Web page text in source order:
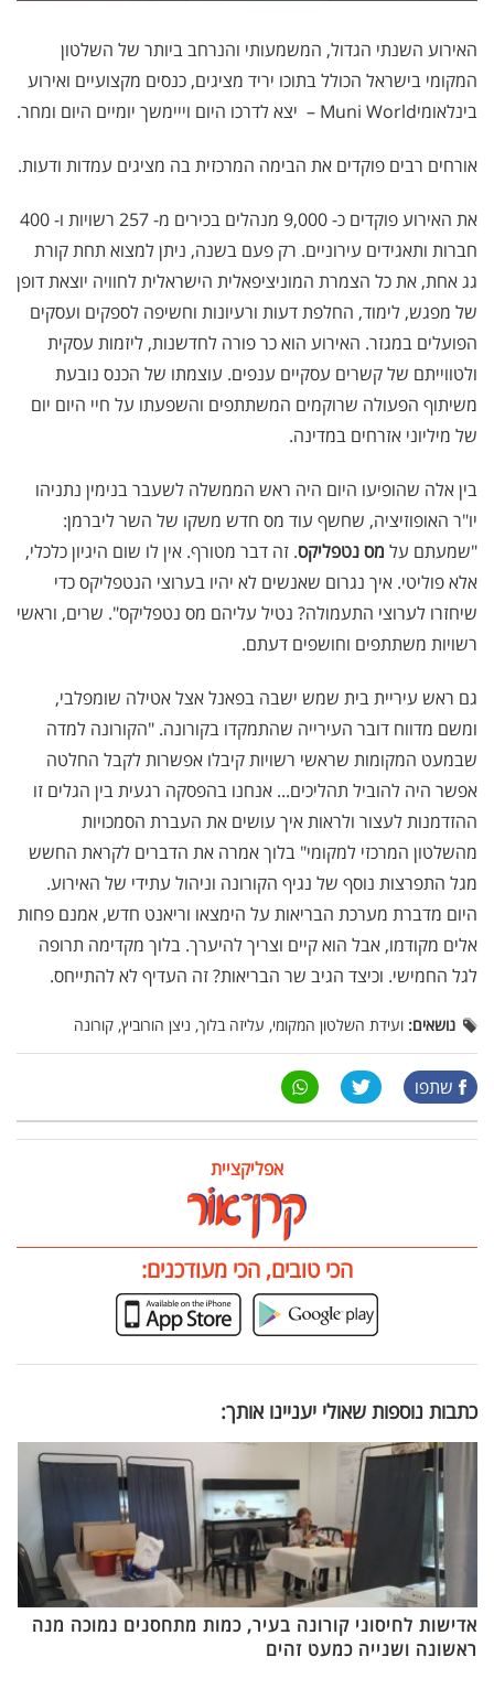
האירוע השנתי הגדול, המשמעותי והנרחב ביותר של השלטון
המקומי בישראל הכולל בתוכו יריד מציגים, כנסים מקצועיים ואירוע
בינלאומי– Muni World יצא לדרכו היום וייימשך יומיים היום ומחר.
אורחים רבים פוקדים את הבימה המרכזית בה מציגים עמדות ודעות.
את האירוע פוקדים כ- 9,000 מנהלים בכירים מ- 257 רשויות ו- 400
חברות ותאגידים עירוניים. רק פעם בשנה, ניתן למצוא תחת קורת
גג אחת, את כל הצמרת המוניציפאלית הישראלית לחוויה יוצאת דופן
של מפגש, לימוד, החלפת דעות ורעיונות וחשיפה לספקים ועסקים
הפועלים במגזר. האירוע הוא כר פורה לחדשנות, ליזמות עסקית
ולטווייתם של קשרים עסקיים ענפים. עוצמתו של הכנס נובעת
משיתוף הפעולה שרוקמים המשתתפים והשפעתו על חיי היום יום
של מיליוני אזרחים במדינה.
בין אלה שהופיעו היום היה ראש הממשלה לשעבר בנימין נתניהו
יו"ר האופוזיציה, שחשף עוד מס חדש משקו של השר ליברמן:
"שמעתם על מס נטפליקס. זה דבר מטורף. אין לו שום היגיון כלכלי,
אלא פוליטי. איך נגרום שאנשים לא יהיו בערוצי הנטפליקס כדי
שיחזרו לערוצי התעמולה? נטיל עליהם מס נטפליקס". שרים, וראשי
רשויות משתתפים וחושפים דעתם.
גם ראש עיריית בית שמש ישבה בפאנל אצל אטילה שומפלבי,
ומשם מדווח דובר העירייה שהתמקדו בקורונה. "הקורונה למדה
שבמעט המקומות שראשי רשויות קיבלו אפשרות לקבל החלטה
אפשר היה להוביל תהליכים... אנחנו בהפסקה רגעית בין הגלים זו
ההזדמנות לעצור ולראות איך עושים את העברת הסמכויות
מהשלטון המרכזי למקומי" בלוך אמרה את הדברים לקראת החשש
מגל התפרצות נוסף של נגיף הקורונה וניהול עתידי של האירוע.
היום מדברת מערכת הבריאות על הימצאו וריאנט חדש, אמנם פחות
אלים מקודמו, אבל הוא קיים וצריך להיערך. בלוך מקדימה תרופה
לגל החמישי. וכיצד הגיב שר הבריאות? זה העדיף לא להתייחס.
נושאים: ועידת השלטון המקומי, עליזה בלוך, ניצן הורוביץ, קורונה
שתפו
אפליקציית
הכי טובים, הכי מעודכנים:
כתבות נוספות שאולי יעניינו אותך:
אדישות לחיסוני קורונה בעיר, כמות מתחסנים נמוכה מנה
ראשונה ושנייה כמעט זהים